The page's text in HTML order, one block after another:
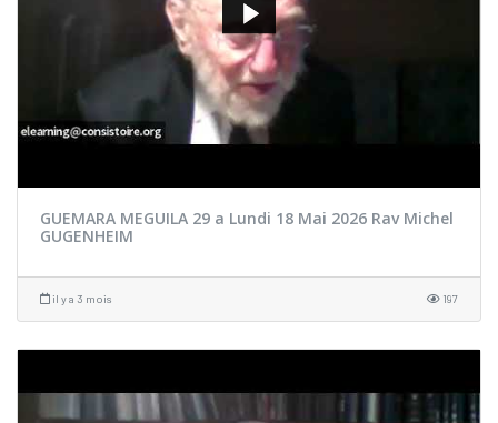
GUEMARA MEGUILA 29 a Lundi 18 Mai 2026 Rav Michel
GUGENHEIM
il y a 3 mois 197